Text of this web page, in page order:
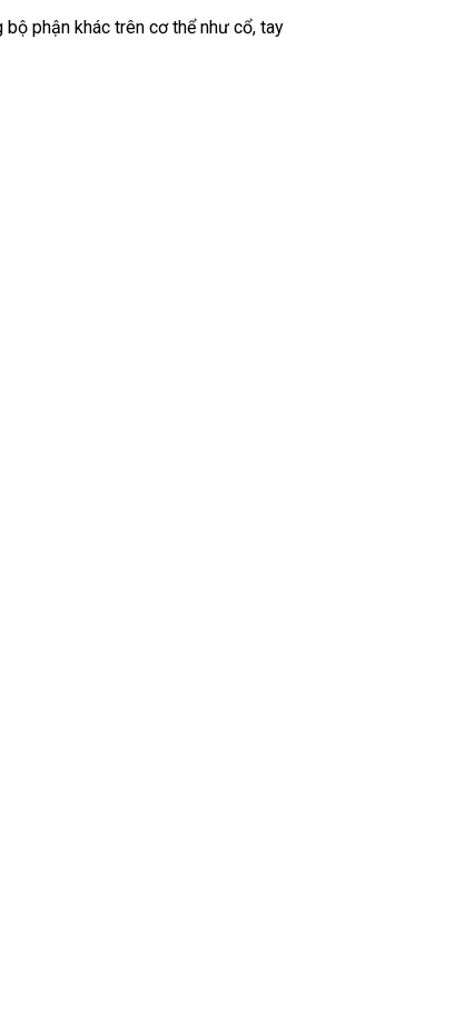
phận khác trên cơ thể như cổ, tay